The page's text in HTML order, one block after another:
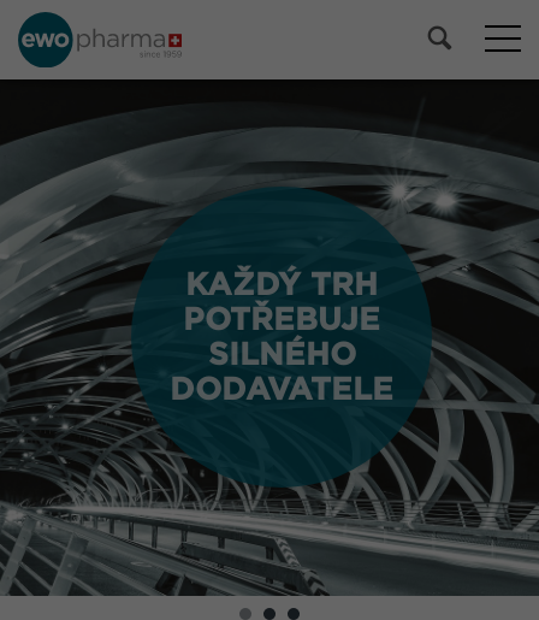
KAŽDÝ TRH
POTŘEBUJE
SILNÉHO
DODAVATELE
KAŽDÝ TRH
POTŘEBUJE
SILNÉHO
DODAVATELE